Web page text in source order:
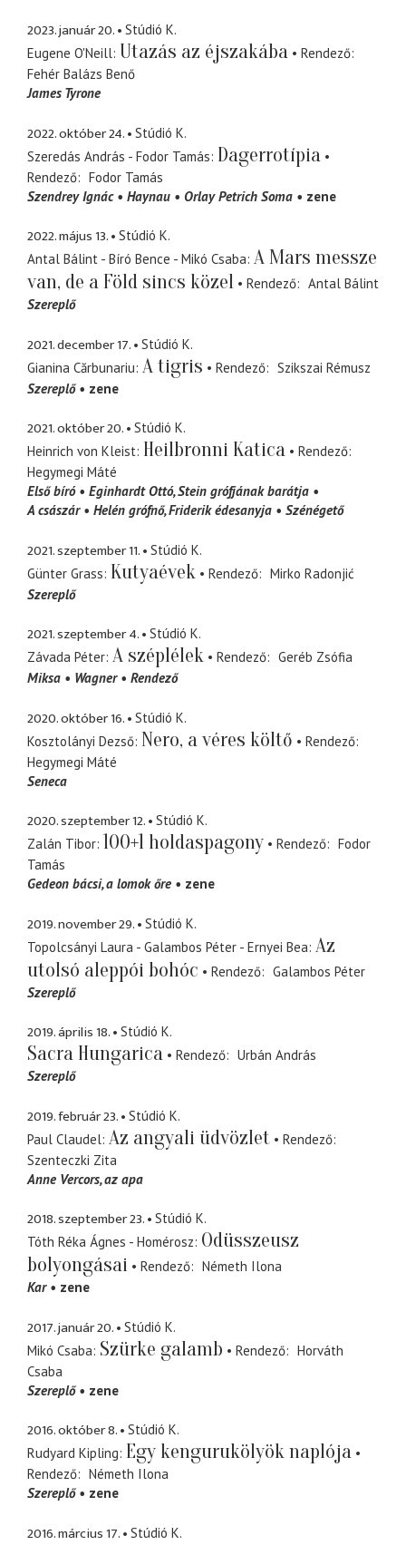
2023. január 20.
Stúdió K.
Eugene O'Neill Utazás az éjszakába
Rendező
Fehér Balázs Benő
James Tyrone
2022. október 24.
Stúdió K.
Szeredás András - Fodor Tamás Dagerrotípia
Rendező
Fodor Tamás
Szendrey Ignác
Haynau Orlay Petrich Soma zene
2022. május 13.
Stúdió K.
Antal Bálint - Bíró Bence - Mikó Csaba A Mars messze
van, de a Föld sincs közel
Rendező
Antal Bálint
Szereplő
2021. december 17.
Stúdió K.
Gianina Cărbunariu A tigris Rendező
Szikszai Rémusz
Szereplő
zene
2021. október 20.
Stúdió K.
Heinrich von Kleist Heilbronni Katica
Rendező
Hegymegi Máté
Első bíró
Eginhardt Ottó Stein grófjának barátja
A császár
Helén grófnő Friderik édesanyja Szénégető
2021. szeptember 11.
Stúdió K.
Günter Grass Kutyaévek Rendező
Mirko Radonjić
Szereplő
2021. szeptember 4.
Stúdió K.
Závada Péter A széplélek Rendező
Geréb Zsófia
Miksa
Wagner Rendező
2020. október 16.
Stúdió K.
Kosztolányi Dezső Nero, a véres költő
Rendező
Hegymegi Máté
Seneca
2020. szeptember 12.
Stúdió K.
Zalán Tibor 100+1 holdaspagony Rendező
Fodor
Tamás
Gedeon bácsi a lomok őre zene
2019. november 29.
Stúdió K.
Topolcsányi Laura - Galambos Péter - Ernyei Bea Az
utolsó aleppói bohóc
Rendező
Galambos Péter
Szereplő
2019. április 18. Stúdió K.
Sacra Hungarica Rendező
Urbán András
Szereplő
2019. február 23.
Stúdió K.
Paul Claudel Az angyali üdvözlet
Rendező
Szenteczki Zita
Anne Vercors az apa
2018. szeptember 23.
Stúdió K.
Tóth Réka Ágnes - Homérosz Odüsszeusz
bolyongásai
Rendező
Németh Ilona
Kar
zene
2017. január 20.
Stúdió K.
Mikó Csaba Szürke galamb Rendező
Horváth
Csaba
Szereplő
zene
2016. október 8.
Stúdió K.
Rudyard Kipling Egy kengurukölyök naplója
Rendező
Németh Ilona
Szereplő
zene
2016. március 17. Stúdió K.